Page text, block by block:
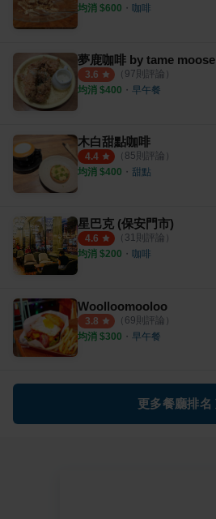
均消 $600 ・ 咖啡
夢鹿咖啡 by tame moose
3.6 （ 97則評論）
均消 $400 ・ 早午餐
木白甜點咖啡
4.4 （ 85則評論）
均消 $400 ・ 甜點
星巴克 (保安門市)
4.6 （ 31則評論）
均消 $200 ・ 咖啡
Woolloomooloo
3.8 （ 69則評論）
均消 $300 ・ 早午餐
更多餐廳排名